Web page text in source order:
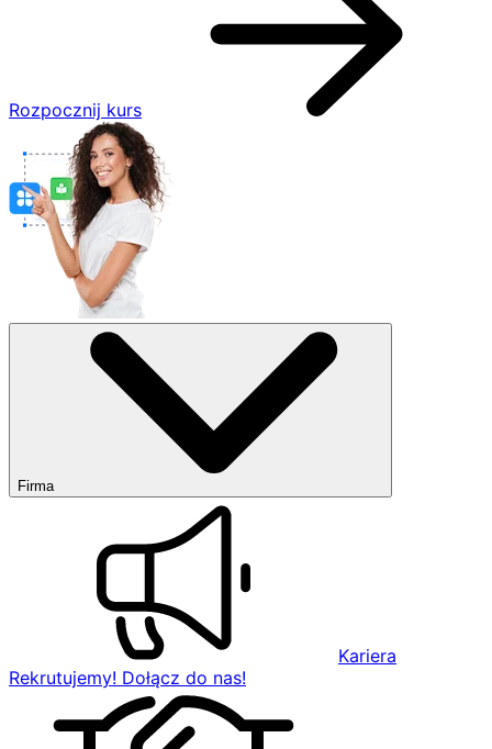
Rozpocznij kurs
Firma
Kariera
Rekrutujemy! Dołącz do nas!